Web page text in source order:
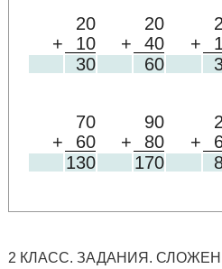
20 20
+
10 + 40 +
30
60
70 90
+
60 + 80 +
130
170
2 КЛАСС. ЗАДАНИЯ.